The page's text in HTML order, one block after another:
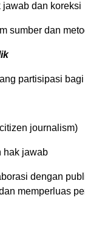
dan koreksi
sumber dan
partisipasi
journalism)
hak jawab
dengan
memperluas